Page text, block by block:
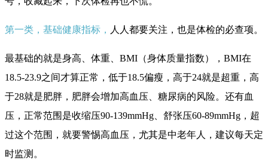
第一类，基础健康指标， 人人都要关注， 也是体检的必查项。
最基础的就是身高、体重、BMI（身体质量指数），BMI在
18.5-23.9之间才算正常，低于18.5偏瘦，高于24就是超重，高
于28就是肥胖，肥胖会增加高血压、糖尿病的风险。还有血
压，正常范围是收缩压90-139mmHg、舒张压60-89mmHg，超
过这个范围，就要警惕高血压，尤其是中老年人，建议每天定
时监测。